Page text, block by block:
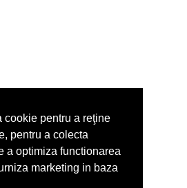
pentru a reţine
pentru a colecta
a optimiza functionarea
marketing in baza